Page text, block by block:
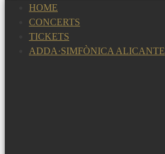
HOME
CONCERTS
TICKETS
ADDA·SIMFÒNICA ALICANTE